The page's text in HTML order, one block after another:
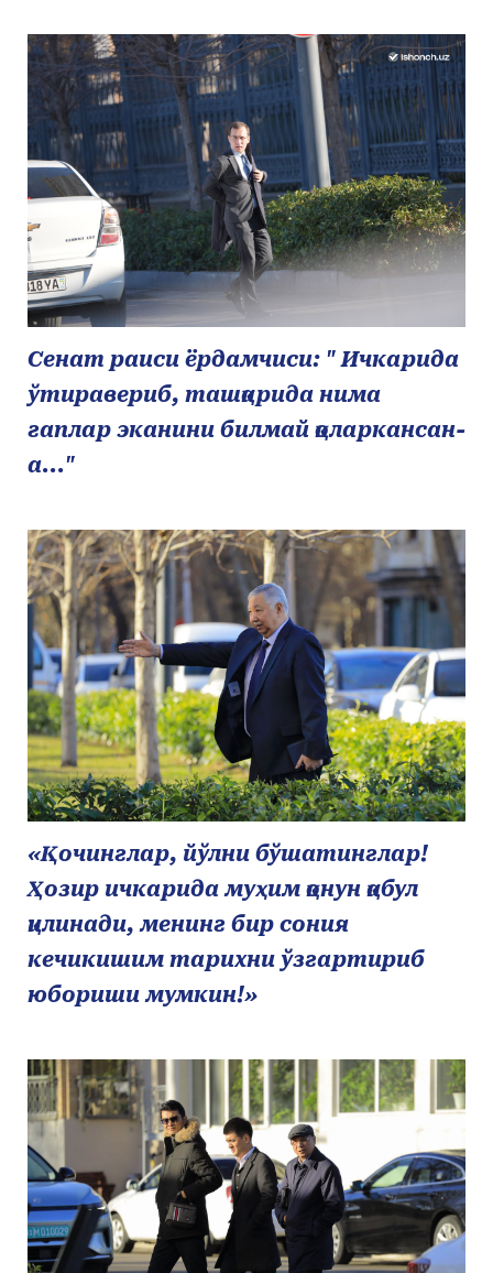
Сенат раиси ёрдамчиси: " Ичкарида
ўтиравериб, ташқарида нима
гаплар эканини билмай қоларкансан-
а..."
«Қочинглар, йўлни бўшатинглар!
Ҳозир ичкарида муҳим қонун қабул
қилинади, менинг бир сония
кечикишим тарихни ўзгартириб
юбориши мумкин!»